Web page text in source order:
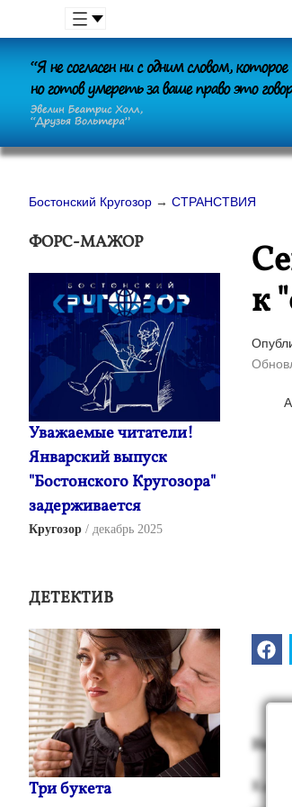
Бостонский Кругозор → СТРАНСТВИЯ
к
Как
ФОРС-МАЖОР
Уважаемые читатели!
Январский выпуск
"Бостонского Кругозора"
задерживается
Кругозор декабрь 2025
ДЕТЕКТИВ
Три букета